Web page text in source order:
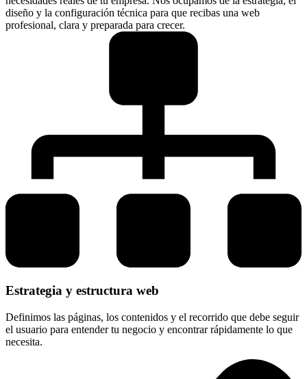
diseño y la configuración técnica para que recibas una web
profesional, clara y preparada para crecer.
Estrategia y estructura web
Definimos las páginas, los contenidos y el recorrido que debe seguir
el usuario para entender tu negocio y encontrar rápidamente lo que
necesita.